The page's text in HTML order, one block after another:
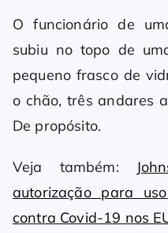
O funcionário de
subiu no topo de
pequeno frasco de
o chão, três andares
De propósito.
Veja também:
autorização para
contra Covid-19 nos